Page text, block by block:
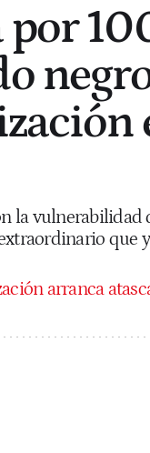
por
la vulnerabilidad
que
arranca